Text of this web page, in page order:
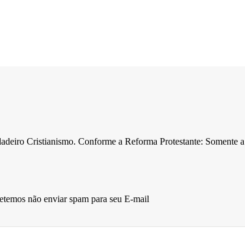
Cristianismo. Conforme a Reforma Protestante: Somente a
não enviar spam para seu E-mail